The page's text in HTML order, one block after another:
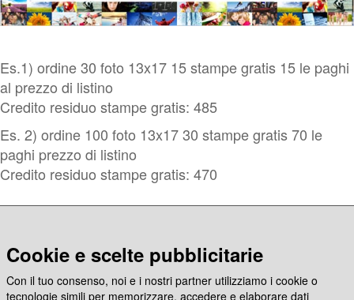
Fotoarredo
Fotoregali
Fashion
Card&Box
Ritorna
Es.1) ordine 30 foto 13x17 15 stampe gratis 15 le paghi
al prezzo di listino
Credito residuo stampe gratis: 485
Es. 2) ordine 100 foto 13x17 30 stampe gratis 70 le
paghi prezzo di listino
Credito residuo stampe gratis: 470
Potrai visualizzare il credito e il formato delle stampe
Il Tuo Account
Dai sempre un occhio alla nostra pagina delle
Cookie e scelte pubblicitarie
Con il tuo consenso, noi e i nostri partner utilizziamo i cookie o
tecnologie simili per memorizzare, accedere e elaborare dati